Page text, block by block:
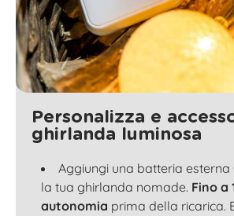
Personalizza e
ghirlanda luminosa
Aggiungi una batteria esterna
la tua ghirlanda nomade. Fino a
autonomia prima della ricarica.